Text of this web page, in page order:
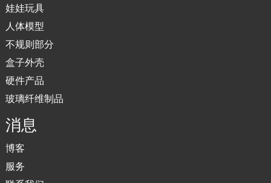
娃娃玩具
人体模型
不规则部分
盒子外壳
硬件产品
玻璃纤维制品
消息
博客
服务